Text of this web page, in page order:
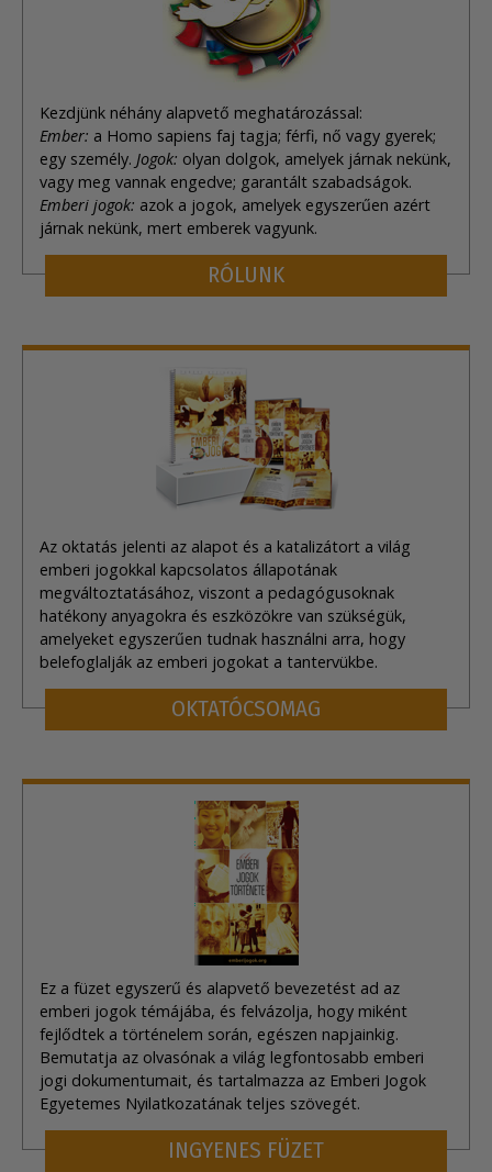
Kezdjünk néhány alapvető meghatározással:
Ember: a Homo sapiens faj tagja; férfi, nő vagy gyerek;
egy személy. Jogok: olyan dolgok, amelyek járnak nekünk,
vagy meg vannak engedve; garantált szabadságok.
Emberi jogok: azok a jogok, amelyek egyszerűen azért
járnak nekünk, mert emberek vagyunk.
RÓLUNK
Az oktatás jelenti az alapot és a katalizátort a világ
emberi jogokkal kapcsolatos állapotának
megváltoztatásához, viszont a pedagógusoknak
hatékony anyagokra és eszközökre van szükségük,
amelyeket egyszerűen tudnak használni arra, hogy
belefoglalják az emberi jogokat a tantervükbe.
OKTATÓCSOMAG
Ez a füzet egyszerű és alapvető bevezetést ad az
emberi jogok témájába, és felvázolja, hogy miként
fejlődtek a történelem során, egészen napjainkig.
Bemutatja az olvasónak a világ legfontosabb emberi
jogi dokumentumait, és tartalmazza az Emberi Jogok
Egyetemes Nyilatkozatának teljes szövegét.
INGYENES FÜZET